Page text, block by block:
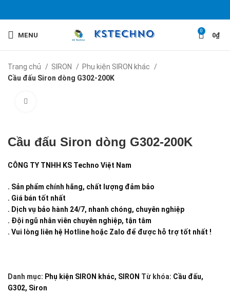
MENU
0
0₫
Trang chủ SIRON
Phụ kiện SIRON khác
Cầu đấu Siron dòng G302-200K
Cầu đấu Siron dòng G302-200K
CÔNG TY TNHH KS Techno Việt Nam
. Sản phẩm chính hãng, chất lượng đảm bảo
. Giá bán tốt nhất
. Dịch vụ bảo hành 24/7, nhanh chóng, chuyên nghiệp
. Đội ngũ nhân viên chuyên nghiệp, tận tâm
. Vui lòng liên hệ Hotline hoặc Zalo để được hỗ trợ tốt nhất !
Danh mục: Phụ kiện SIRON khác, SIRON Từ khóa: Cầu đấu,
G302, Siron